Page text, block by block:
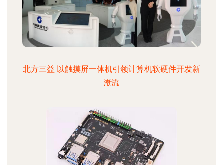
北方三益 以触摸屏一体机引领计算机软硬件开发新
潮流